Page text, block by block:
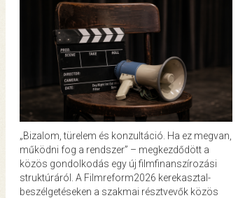
„Bizalom, türelem és konzultáció. Ha ez megvan,
működni fog a rendszer” – megkezdődött a
közös gondolkodás egy új filmfinanszírozási
struktúráról. A Filmreform2026 kerekasztal-
beszélgetéseken a szakmai résztvevők közös